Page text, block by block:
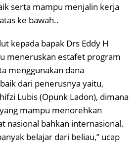
serta mampu menjalin kerja
ke bawah..
kepada bapak Drs Eddy H
meneruskan estafet program
menggunakan dana
dari penerusnya yaitu,
Lubis (Opunk Ladon), dimana
mampu menorehkan
nasional bahkan internasional.
belajar dari beliau,” ucap